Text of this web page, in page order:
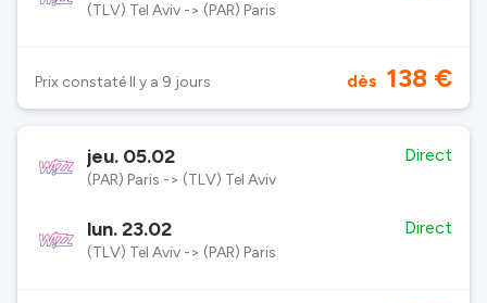
(TLV) Tel Aviv -> (PAR) Paris
Prix constaté Il y a 9 jours dès 138 €
jeu. 05.02
(PAR) Paris -> (TLV) Tel Aviv
Direct
lun. 23.02
(TLV) Tel Aviv -> (PAR) Paris
Direct